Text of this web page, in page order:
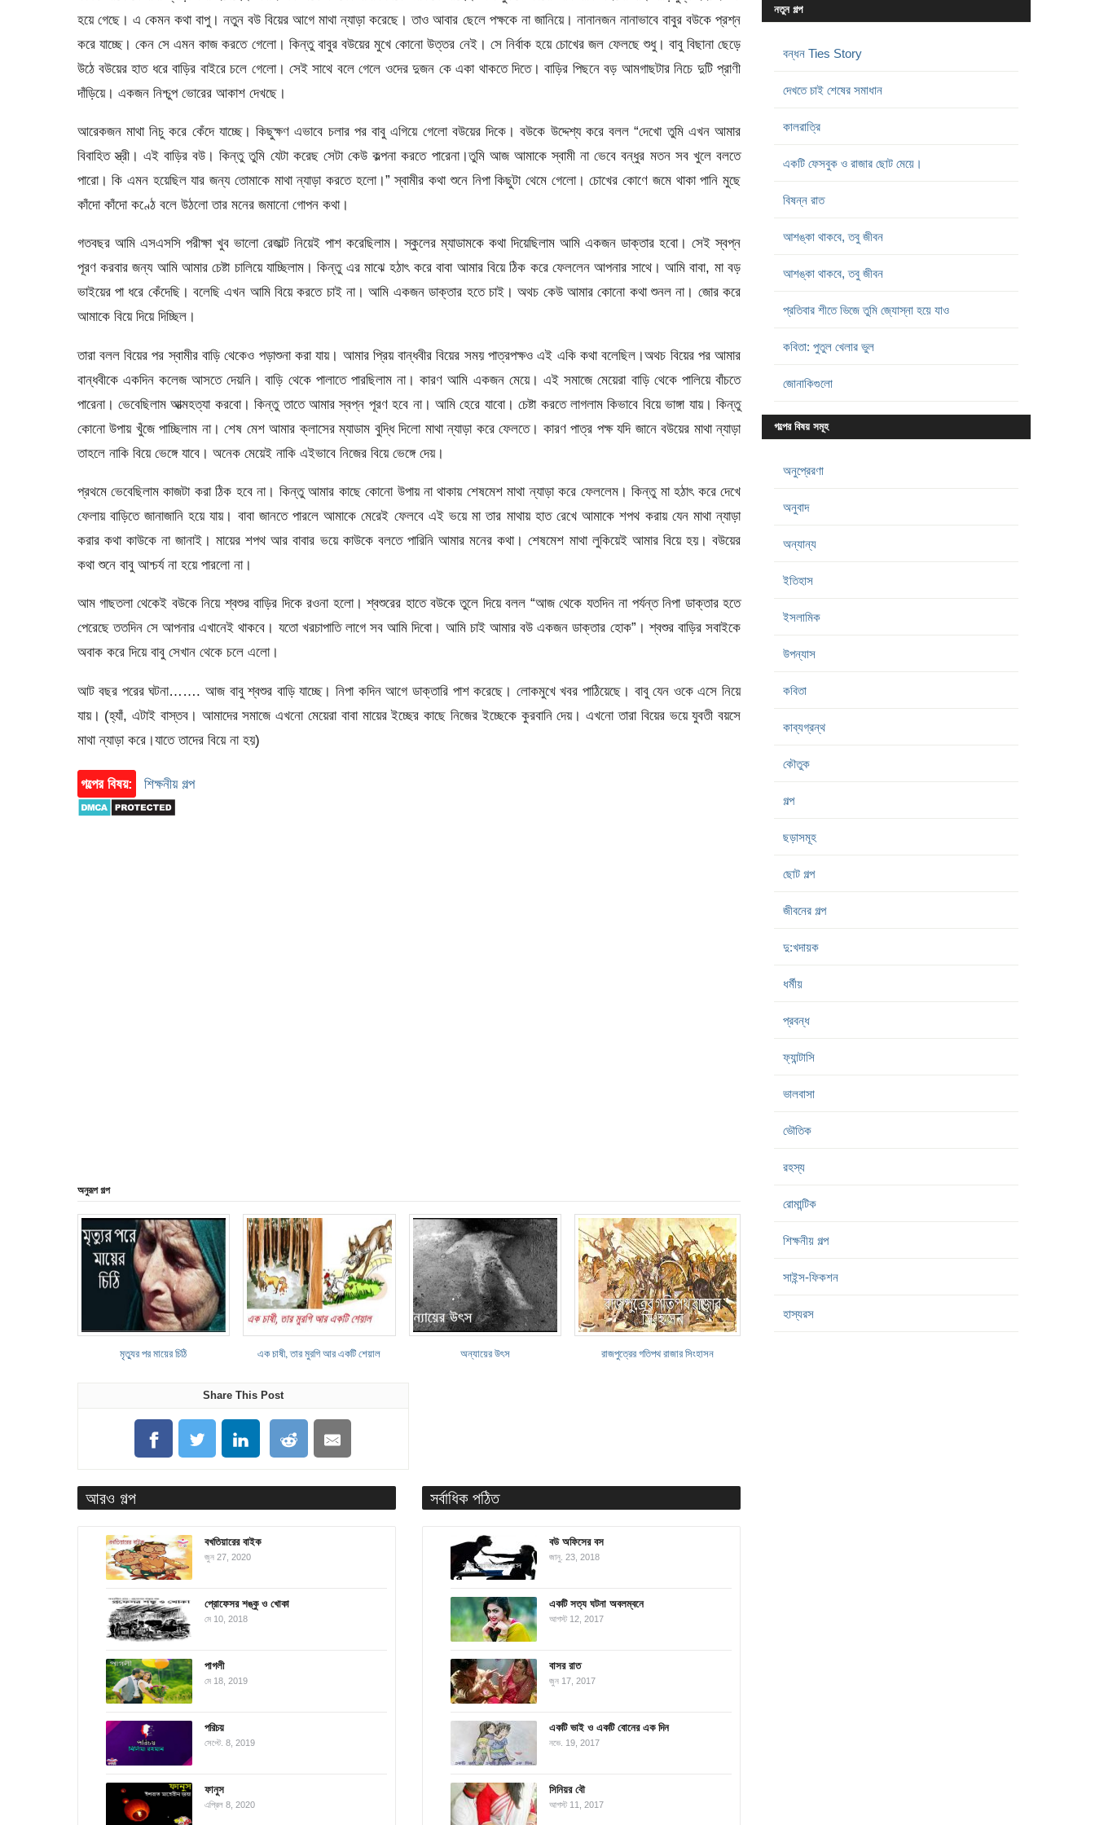
হয়ে গেছে। এ কেমন কথা বাপু। নতুন বউ বিয়ের আগে মাথা ন্যাড়া করেছে। তাও আবার ছেলে পক্ষকে না জানিয়ে। নানানজন নানাভাবে বাবুর বউকে প্রশ্ন
করে যাচ্ছে। কেন সে এমন কাজ করতে গেলো। কিন্তু বাবুর বউয়ের মুখে কোনো উত্তর নেই। সে নির্বাক হয়ে চোখের জল ফেলছে শুধু। বাবু বিছানা ছেড়ে
উঠে বউয়ের হাত ধরে বাড়ির বাইরে চলে গেলো। সেই সাথে বলে গেলে ওদের দুজন কে একা থাকতে দিতে। বাড়ির পিছনে বড় আমগাছটার নিচে দুটি প্রাণী
দাঁড়িয়ে। একজন নিশ্চুপ ভোরের আকাশ দেখছে।
আরেকজন মাথা নিচু করে কেঁদে যাচ্ছে। কিছুক্ষণ এভাবে চলার পর বাবু এগিয়ে গেলো বউয়ের দিকে। বউকে উদ্দেশ্য করে বলল “দেখো তুমি এখন আমার
বিবাহিত স্ত্রী। এই বাড়ির বউ। কিন্তু তুমি যেটা করেছ সেটা কেউ কল্পনা করতে পারেনা।তুমি আজ আমাকে স্বামী না ভেবে বন্ধুর মতন সব খুলে বলতে
পারো। কি এমন হয়েছিল যার জন্য তোমাকে মাথা ন্যাড়া করতে হলো।” স্বামীর কথা শুনে নিপা কিছুটা থেমে গেলো। চোখের কোণে জমে থাকা পানি মুছে
কাঁদো কাঁদো কণ্ঠে বলে উঠলো তার মনের জমানো গোপন কথা।
গতবছর আমি এসএসসি পরীক্ষা খুব ভালো রেজাল্ট নিয়েই পাশ করেছিলাম। স্কুলের ম্যাডামকে কথা দিয়েছিলাম আমি একজন ডাক্তার হবো। সেই স্বপ্ন
পূরণ করবার জন্য আমি আমার চেষ্টা চালিয়ে যাচ্ছিলাম। কিন্তু এর মাঝে হঠাৎ করে বাবা আমার বিয়ে ঠিক করে ফেললেন আপনার সাথে। আমি বাবা, মা বড়
ভাইয়ের পা ধরে কেঁদেছি। বলেছি এখন আমি বিয়ে করতে চাই না। আমি একজন ডাক্তার হতে চাই। অথচ কেউ আমার কোনো কথা শুনল না। জোর করে
আমাকে বিয়ে দিয়ে দিচ্ছিল।
তারা বলল বিয়ের পর স্বামীর বাড়ি থেকেও পড়াশুনা করা যায়। আমার প্রিয় বান্ধবীর বিয়ের সময় পাত্রপক্ষও এই একি কথা বলেছিল।অথচ বিয়ের পর আমার
বান্ধবীকে একদিন কলেজ আসতে দেয়নি। বাড়ি থেকে পালাতে পারছিলাম না। কারণ আমি একজন মেয়ে। এই সমাজে মেয়েরা বাড়ি থেকে পালিয়ে বাঁচতে
পারেনা। ভেবেছিলাম আত্মহত্যা করবো। কিন্তু তাতে আমার স্বপ্ন পূরণ হবে না। আমি হেরে যাবো। চেষ্টা করতে লাগলাম কিভাবে বিয়ে ভাঙ্গা যায়। কিন্তু
কোনো উপায় খুঁজে পাচ্ছিলাম না। শেষ মেশ আমার ক্লাসের ম্যাডাম বুদ্ধি দিলো মাথা ন্যাড়া করে ফেলতে। কারণ পাত্র পক্ষ যদি জানে বউয়ের মাথা ন্যাড়া
তাহলে নাকি বিয়ে ভেঙ্গে যাবে। অনেক মেয়েই নাকি এইভাবে নিজের বিয়ে ভেঙ্গে দেয়।
প্রথমে ভেবেছিলাম কাজটা করা ঠিক হবে না। কিন্তু আমার কাছে কোনো উপায় না থাকায় শেষমেশ মাথা ন্যাড়া করে ফেললেম। কিন্তু মা হঠাৎ করে দেখে
ফেলায় বাড়িতে জানাজানি হয়ে যায়। বাবা জানতে পারলে আমাকে মেরেই ফেলবে এই ভয়ে মা তার মাথায় হাত রেখে আমাকে শপথ করায় যেন মাথা ন্যাড়া
করার কথা কাউকে না জানাই। মায়ের শপথ আর বাবার ভয়ে কাউকে বলতে পারিনি আমার মনের কথা। শেষমেশ মাথা লুকিয়েই আমার বিয়ে হয়। বউয়ের
কথা শুনে বাবু আশ্চর্য না হয়ে পারলো না।
আম গাছতলা থেকেই বউকে নিয়ে শ্বশুর বাড়ির দিকে রওনা হলো। শ্বশুরের হাতে বউকে তুলে দিয়ে বলল “আজ থেকে যতদিন না পর্যন্ত নিপা ডাক্তার হতে
পেরেছে ততদিন সে আপনার এখানেই থাকবে। যতো খরচাপাতি লাগে সব আমি দিবো। আমি চাই আমার বউ একজন ডাক্তার হোক”। শ্বশুর বাড়ির সবাইকে
অবাক করে দিয়ে বাবু সেখান থেকে চলে এলো।
আট বছর পরের ঘটনা……. আজ বাবু শ্বশুর বাড়ি যাচ্ছে। নিপা কদিন আগে ডাক্তারি পাশ করেছে। লোকমুখে খবর পাঠিয়েছে। বাবু যেন ওকে এসে নিয়ে
যায়। (হ্যাঁ, এটাই বাস্তব। আমাদের সমাজে এখনো মেয়েরা বাবা মায়ের ইচ্ছের কাছে নিজের ইচ্ছেকে কুরবানি দেয়। এখনো তারা বিয়ের ভয়ে যুবতী বয়সে
মাথা ন্যাড়া করে।যাতে তাদের বিয়ে না হয়)
গল্পের বিষয়: শিক্ষনীয় গল্প
অনুরূপ গল্প
মৃত্যুর পর মায়ের চিঠি এক চাষী, তার মুরগি আর একটি শেয়াল অন্যায়ের উৎস রাজপুত্রের গতিপথ রাজার সিংহাসন
Share This Post
আরও গল্প
বখতিয়ারের বাইক
জুন 27, 2020
প্রোফেসর শঙ্কু ও খোকা
মে 10, 2018
পাগলী
মে 18, 2019
পরিচয়
সেপ্টে. 8, 2019
ফানুস
এপ্রিল 8, 2020
সর্বাধিক পঠিত
বউ অফিসের বস
জানু. 23, 2018
একটি সত্য ঘটনা অবলম্বনে
আগস্ট 12, 2017
বাসর রাত
জুন 17, 2017
একটি ভাই ও একটি বোনের এক দিন
নভে. 19, 2017
সিনিয়র বৌ
আগস্ট 11, 2017
নতুন গল্প
বন্ধন Ties Story
দেখতে চাই শেষের সমাধান
কালরাত্রি
একটি ফেসবুক ও রাজার ছোট মেয়ে।
বিষন্ন রাত
আশঙ্কা থাকবে, তবু জীবন
আশঙ্কা থাকবে, তবু জীবন
প্রতিবার শীতে ভিজে তুমি জ্যোস্না হয়ে যাও
কবিতা: পুতুল খেলার ভুল
জোনাকিগুলো
গল্পের বিষয় সমূহ
অনুপ্রেরণা
অনুবাদ
অন্যান্য
ইতিহাস
ইসলামিক
উপন্যাস
কবিতা
কাব্যগ্রন্থ
কৌতুক
গল্প
ছড়াসমূহ
ছোট গল্প
জীবনের গল্প
দু:খদায়ক
ধর্মীয়
প্রবন্ধ
ফ্যান্টাসি
ভালবাসা
ভৌতিক
রহস্য
রোমান্টিক
শিক্ষনীয় গল্প
সাইন্স-ফিকশন
হাস্যরস